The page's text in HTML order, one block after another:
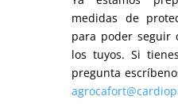
medidas de
para poder seguir
los tuyos. Si
pregunta